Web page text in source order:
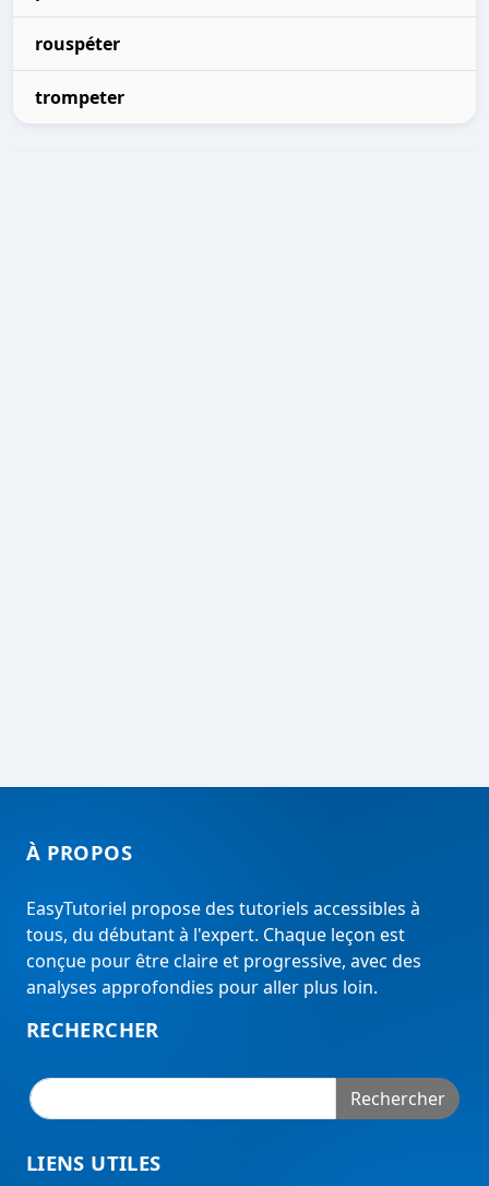
rouspéter
trompeter
À PROPOS
EasyTutoriel propose des tutoriels accessibles à
tous, du débutant à l'expert. Chaque leçon est
conçue pour être claire et progressive, avec des
analyses approfondies pour aller plus loin.
RECHERCHER
Rechercher
LIENS UTILES